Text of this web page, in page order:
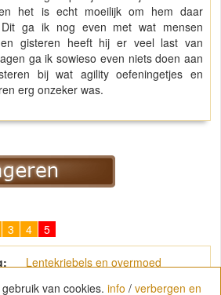
het is echt moeilijk om hem daar
ga ik nog even met wat mensen
en gisteren heeft hij er veel last van
ga ik sowieso even niets doen aan
bij wat agility oefeningetjes en
erg onzeker was.
3 4 5
Lentekriebels en overmoed
van cookies. info / verbergen en